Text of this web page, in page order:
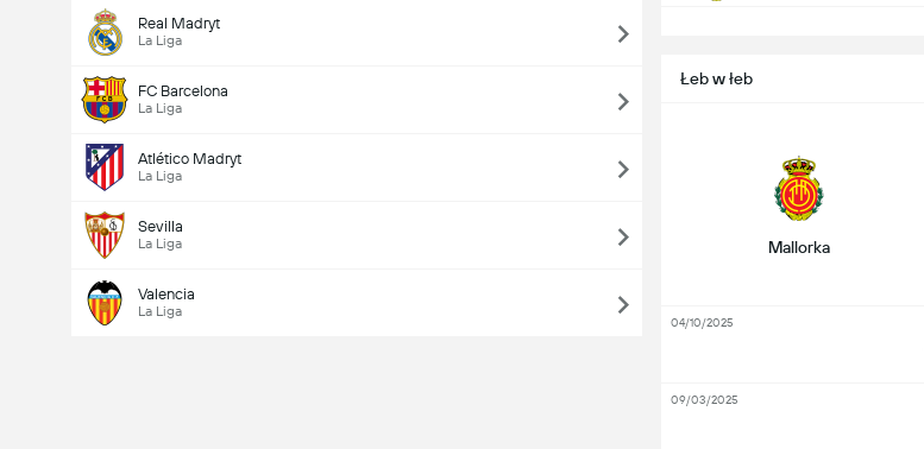
Real Madryt
La Liga
FC Barcelona
La Liga
Atlético Madryt
La Liga
Sevilla
La Liga
Valencia
La Liga
Łeb w łeb
Mallorka
04/10/2025
09/03/2025